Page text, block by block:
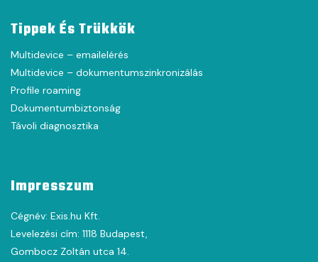
Tippek És Trükkök
Multidevice – emailelérés
Multidevice – dokumentumszinkronizálás
Profile roaming
Dokumentumbiztonság
Távoli diagnosztika
Impresszum
Cégnév: Exis.hu Kft.
Levelezési cím: 1118 Budapest,
Gombocz Zoltán utca 14.